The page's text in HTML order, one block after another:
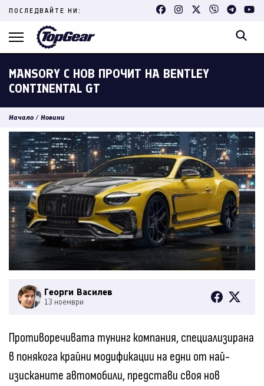
Skip
content
ПОСЛЕДВАЙТЕ НИ:
MANSORY С НОВ ПРОЧИТ НА BENTLEY
CONTINENTAL GT
Начало / Новини
Георги Василев
13 ноември
Противоречивата тунинг компания, специализирана
в понякога крайни модификации на едни от най-
изисканите автомобили, представи своя нов